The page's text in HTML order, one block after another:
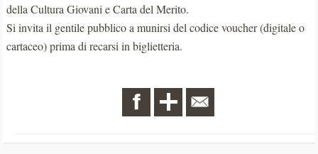
della Cultura Giovani e Carta del Merito.
Si invita il gentile pubblico a munirsi del codice voucher (digitale o
cartaceo) prima di recarsi in biglietteria.